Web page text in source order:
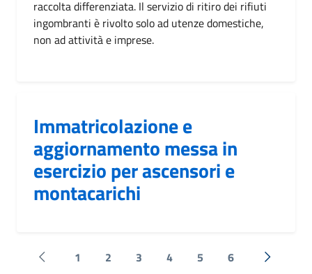
raccolta differenziata. Il servizio di ritiro dei rifiuti
ingombranti è rivolto solo ad utenze domestiche,
non ad attività e imprese.
Immatricolazione e
aggiornamento messa in
esercizio per ascensori e
montacarichi
Pagina precedente
1 2 3 4 5 6